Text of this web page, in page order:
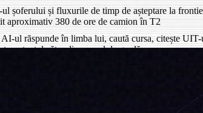
șoferului și fluxurile de timp de așteptare la
aproximativ 380 de ore de camion în T2
ul răspunde în limba lui, caută cursa, citește
contextul către dispecerul de gardă
o leagă de UIT-ul și CMR-ul inițial, o depune
proprietari subcontractanți; agentul rulează